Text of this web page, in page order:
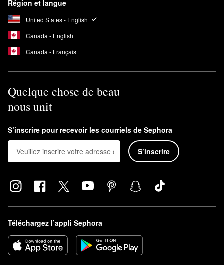
Région et langue
United States - English
Canada - English
Canada - Français
Quelque chose de beau
nous unit
S’inscrire pour recevoir les courriels de Sephora
S’inscrire
Téléchargez l’appli Sephora